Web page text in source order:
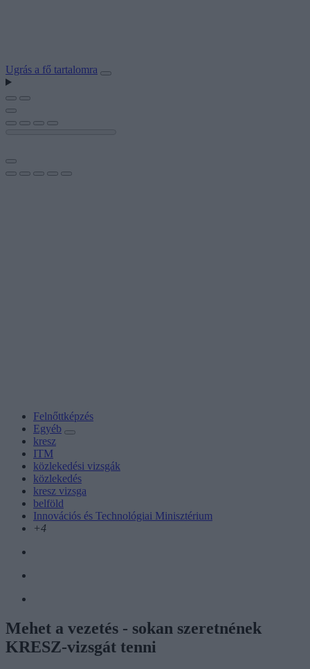
Ugrás a fő tartalomra
Felnőttképzés
Egyéb
kresz
ITM
közlekedési vizsgák
közlekedés
kresz vizsga
belföld
Innovációs és Technológiai Minisztérium
+4
Mehet a vezetés - sokan szeretnének
KRESZ-vizsgát tenni